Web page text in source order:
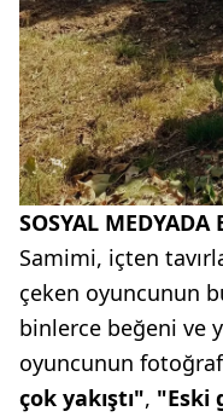
SOSYAL MEDYADA
Samimi, içten
çeken oyuncunun
binlerce beğeni ve
oyuncunun
çok yakıştı", "Eski